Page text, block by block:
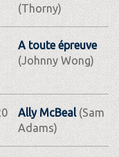
(Thorny)
A toute épreuve
(Johnny Wong)
Ally McBeal(Sam
Adams)